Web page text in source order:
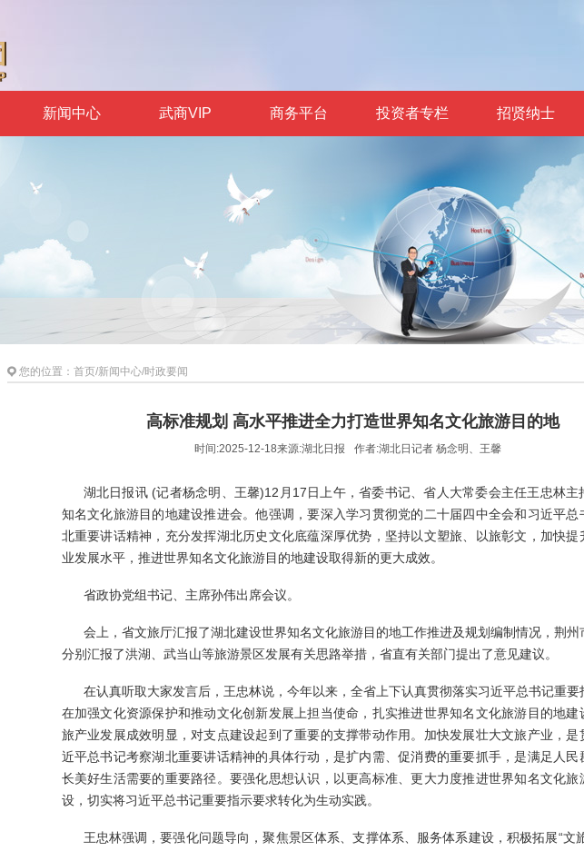
新闻中心 武商VIP 商务平台 投资者专栏 招贤纳士
您的位置： 首页/新闻中心/时政要闻
高标准规划 高水平推进全力打造世界知名文化旅游目的地
时间:2025-12-18来源:湖北日报 作者:湖北日记者 杨念明、王馨
湖北日报讯 (记者杨念明、王馨)12月17日上午，省委书记、省人大常委会主任王忠林主
知名文化旅游目的地建设推进会。他强调，要深入学习贯彻党的二十届四中全会和习近平总
北重要讲话精神，充分发挥湖北历史文化底蕴深厚优势，坚持以文塑旅、以旅彰文，加快提
业发展水平，推进世界知名文化旅游目的地建设取得新的更大成效。
省政协党组书记、主席孙伟出席会议。
会上，省文旅厅汇报了湖北建设世界知名文化旅游目的地工作推进及规划编制情况，荆州
分别汇报了洪湖、武当山等旅游景区发展有关思路举措，省直有关部门提出了意见建议。
在认真听取大家发言后，王忠林说，今年以来，全省上下认真贯彻落实习近平总书记重要
在加强文化资源保护和推动文化创新发展上担当使命，扎实推进世界知名文化旅游目的地建
旅产业发展成效明显，对支点建设起到了重要的支撑带动作用。加快发展壮大文旅产业，是
近平总书记考察湖北重要讲话精神的具体行动，是扩内需、促消费的重要抓手，是满足人民
长美好生活需要的重要路径。要强化思想认识，以更高标准、更大力度推进世界知名文化旅
设，切实将习近平总书记重要指示要求转化为生动实践。
王忠林强调，要强化问题导向，聚焦景区体系、支撑体系、服务体系建设，积极拓展“文